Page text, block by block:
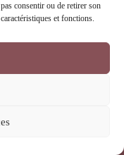
consentir ou de retirer son
et fonctions.
Politique de confidentialité